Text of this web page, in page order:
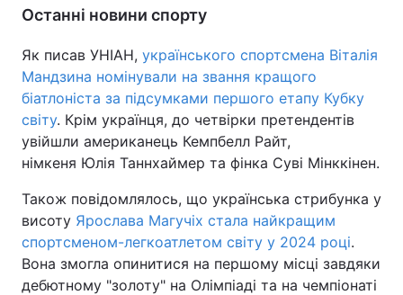
Останні новини спорту
Як писав УНІАН, українського спортсмена Віталія
Мандзина номінували на звання кращого
біатлоніста за підсумками першого етапу Кубку
світу. Крім українця, до четвірки претендентів
увійшли американець Кемпбелл Райт,
німкеня Юлія Таннхаймер та фінка Суві Мінккінен.
Також повідомлялось, що українська стрибунка у
висоту Ярослава Магучіх стала найкращим
спортсменом-легкоатлетом світу у 2024 році.
Вона змогла опинитися на першому місці завдяки
дебютному "золоту" на Олімпіаді та на чемпіонаті